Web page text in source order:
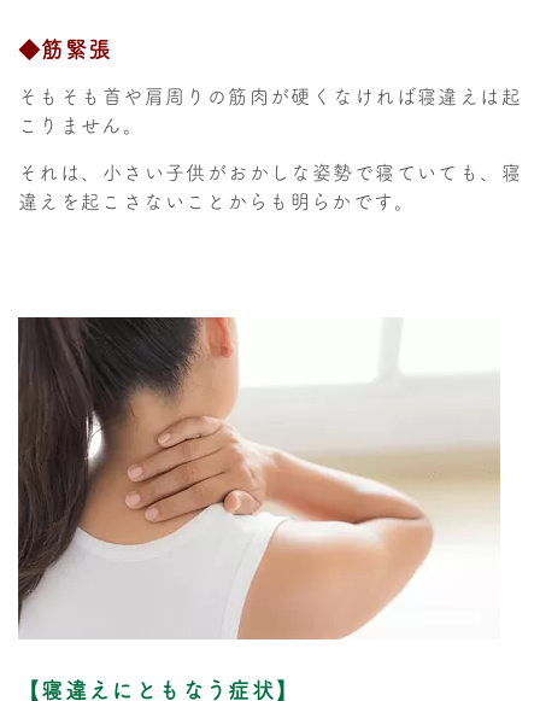
◆筋緊張
そもそも首や肩周りの筋肉が硬くなければ寝違えは起
こりません。
それは、小さい子供がおかしな姿勢で寝ていても、寝
違えを起こさないことからも明らかです。
【寝違えにともなう症状】